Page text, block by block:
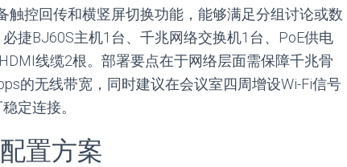
触控回传和横竖屏切换功能，能够满足分组讨论或数
捷BJ60S主机1台、千兆网络交换机1台、PoE供电
线缆2根。部署要点在于网络层面需保障千兆骨
的无线带宽，同时建议在会议室四周增设Wi-Fi信号
定连接。
置方案